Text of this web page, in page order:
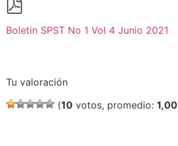
Boletin SPST No 1 Vol 4 Junio 2021
Tu valoración
(10 votos, promedio: 1,00